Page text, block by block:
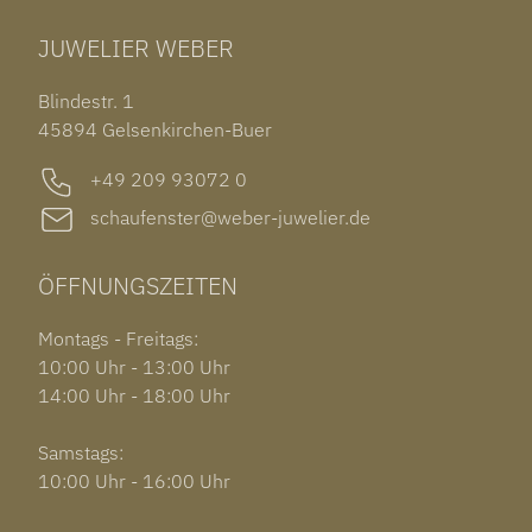
OHRSCHMUCK
OUT OF COLLECTION
ROLEX SUBMARINER DATE
GARMIN VENU 3S
JUWELIER WEBER
Blindestr. 1
45894 Gelsenkirchen-Buer
+49 209 93072 0
schaufenster@weber-juwelier.de
ÖFFNUNGSZEITEN
Montags - Freitags:
10:00 Uhr - 13:00 Uhr
14:00 Uhr - 18:00 Uhr
Samstags:
10:00 Uhr - 16:00 Uhr